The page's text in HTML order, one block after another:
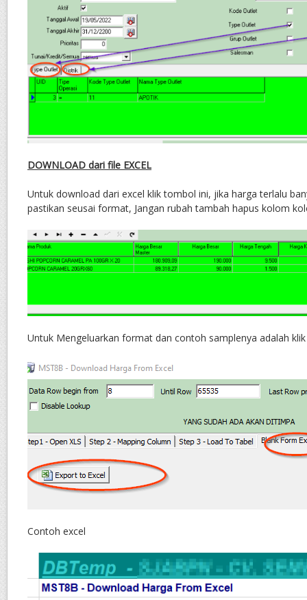
DOWNLOAD dari file EXCEL
Untuk download dari excel klik tombol ini, jika harga terlalu
pastikan seusai format, Jangan rubah tambah hapus kolom
Untuk Mengeluarkan format dan contoh samplenya adalah
Contoh excel